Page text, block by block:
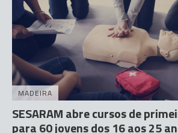
MADEIRA
SESARAM abre cursos de
para 60 jovens dos 16 aos 25